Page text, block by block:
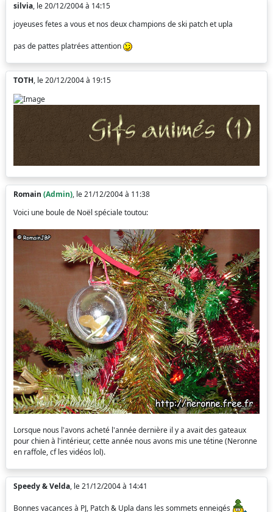
silvia, le 20/12/2004 à 14:15
joyeuses fetes a vous et nos deux champions de ski patch et upla
pas de pattes platrées attention
TOTH, le 20/12/2004 à 19:15
Romain (Admin), le 21/12/2004 à 11:38
Voici une boule de Noël spéciale toutou:
Lorsque nous l'avons acheté l'année dernière il y a avait des gateaux
pour chien à l'intérieur, cette année nous avons mis une tétine (Neronne
en raffole, cf les vidéos lol).
Speedy & Velda, le 21/12/2004 à 14:41
Bonnes vacances à PJ, Patch & Upla dans les sommets enneigés